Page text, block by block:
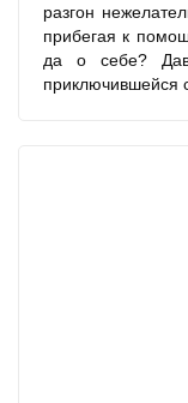
разгон
прибегая к
да о себе?
приключившейся